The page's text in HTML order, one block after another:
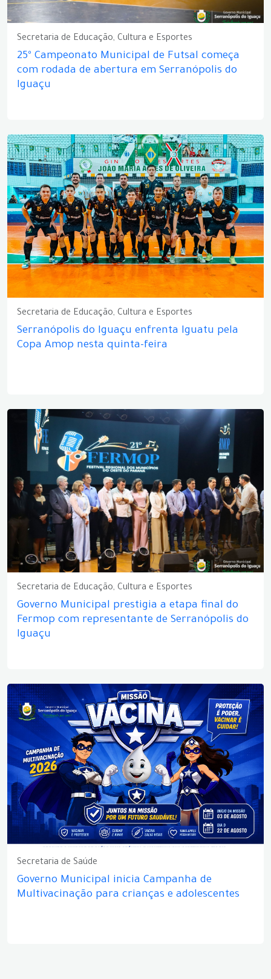
Secretaria de Educação, Cultura e Esportes
25º Campeonato Municipal de Futsal começa
com rodada de abertura em Serranópolis do
Iguaçu
Secretaria de Educação, Cultura e Esportes
Serranópolis do Iguaçu enfrenta Iguatu pela
Copa Amop nesta quinta-feira
Secretaria de Educação, Cultura e Esportes
Governo Municipal prestigia a etapa final do
Fermop com representante de Serranópolis do
Iguaçu
Secretaria de Saúde
Governo Municipal inicia Campanha de
Multivacinação para crianças e adolescentes